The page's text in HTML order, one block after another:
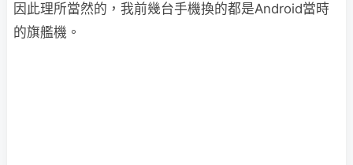
因此理所當然的，我前幾台手機換的都是Android當時
的旗艦機。